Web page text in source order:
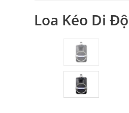
Loa Kéo Di